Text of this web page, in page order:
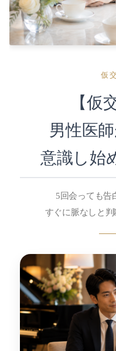
仮
【仮
男性医
意識し始
5回会っても告
すぐに脈なしと判